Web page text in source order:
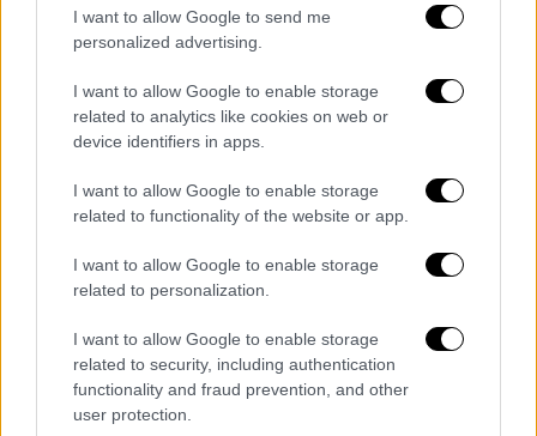
I want to allow Google to send me
personalized advertising.
I want to allow Google to enable storage
related to analytics like cookies on web or
device identifiers in apps.
I want to allow Google to enable storage
related to functionality of the website or app.
I want to allow Google to enable storage
related to personalization.
I want to allow Google to enable storage
related to security, including authentication
functionality and fraud prevention, and other
user protection.
Τα σχολιά σας δημοσιεύονται άμεσα με δική σας ευθύνη. Το
ΕΘΝΟΣ θα παρεμβαίνει και τα προσβλητικά σχόλια θα
Διαβάστε ακόμη